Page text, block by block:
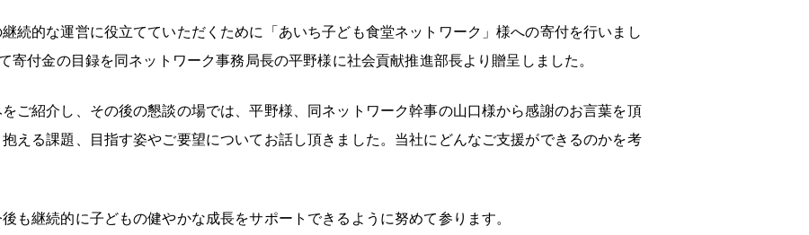
続的な運営に役立てていただくために「あいち子ども食堂ネットワーク」様への寄付を行いまし
寄付金の目録を同ネットワーク事務局長の平野様に社会貢献推進部長より贈呈しました。
ご紹介し、その後の懇談の場では、平野様、同ネットワーク幹事の山口様から感謝のお言葉を頂
える課題、目指す姿やご要望についてお話し頂きました。当社にどんなご支援ができるのかを考
も継続的に子どもの健やかな成長をサポートできるように努めて参ります。